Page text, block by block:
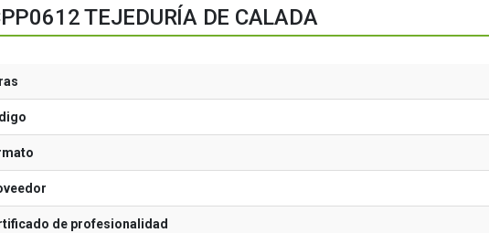
TEJEDURÍA DE CALADA
de profesionalidad